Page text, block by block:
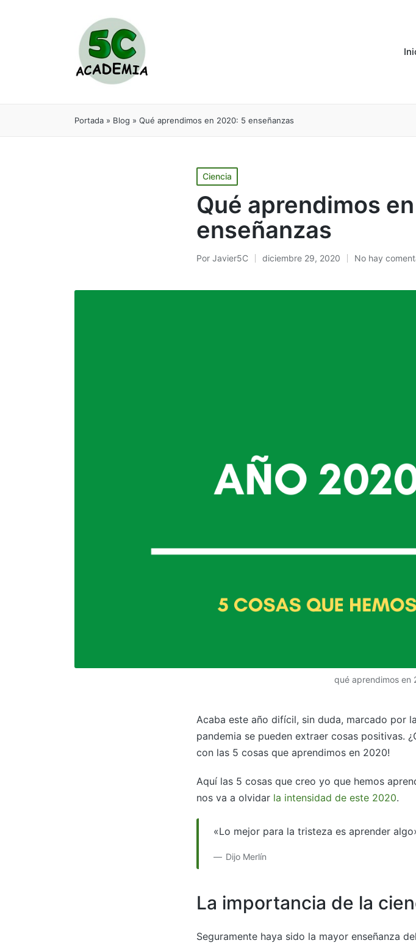
Portada » Blog » Qué aprendimos en 2020: 5 enseñanzas
Ciencia
Qué aprendimos
enseñanzas
Por Javier5C diciembre 29, 2020 No hay
qué aprendimos en
Acaba este año difícil, sin duda, marcado por
pandemia se pueden extraer cosas positivas.
con las 5 cosas que aprendimos en 2020!
Aquí las 5 cosas que creo yo que hemos
nos va a olvidar la intensidad de este 2020.
«Lo mejor para la tristeza es aprender
Dijo Merlín
La importancia de la
Seguramente haya sido la mayor enseñanza